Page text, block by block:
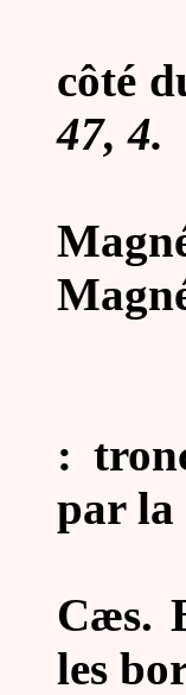
côté
47, 4.
:
par la
Cæs.
les